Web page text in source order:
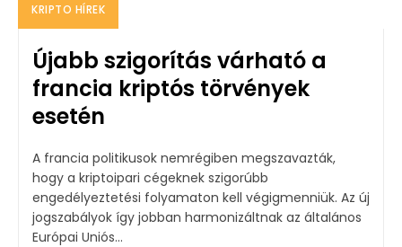
KRIPTO HÍREK
Újabb szigorítás várható a
francia kriptós törvények
esetén
A francia politikusok nemrégiben megszavazták,
hogy a kriptoipari cégeknek szigorúbb
engedélyeztetési folyamaton kell végigmenniük. Az új
jogszabályok így jobban harmonizáltnak az általános
Európai Uniós...